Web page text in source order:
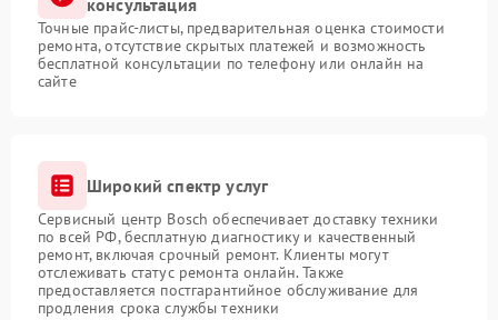
консультация
Точные прайс-листы, предварительная оценка стоимости
ремонта, отсутствие скрытых платежей и возможность
бесплатной консультации по телефону или онлайн на
сайте
Широкий спектр услуг
Сервисный центр Bosch обеспечивает доставку техники
по всей РФ, бесплатную диагностику и качественный
ремонт, включая срочный ремонт. Клиенты могут
отслеживать статус ремонта онлайн. Также
предоставляется постгарантийное обслуживание для
продления срока службы техники